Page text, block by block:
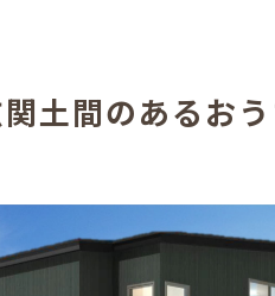
関土間のあるお